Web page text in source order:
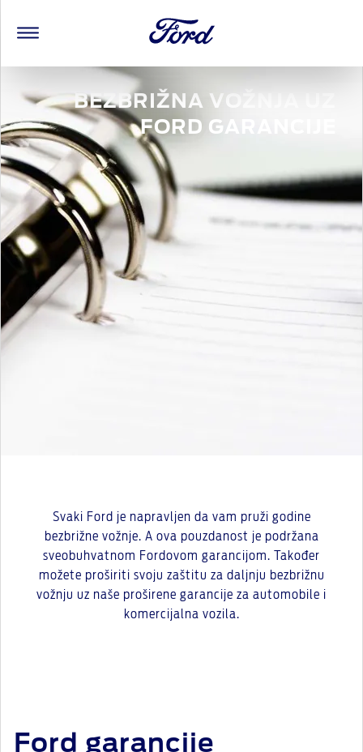
BEZBRIŽNA VOŽNJA UZ
FORD GARANCIJE
Svaki Ford je napravljen da vam pruži godine
bezbrižne vožnje. A ova pouzdanost je podržana
sveobuhvatnom Fordovom garancijom. Također
možete proširiti svoju zaštitu za daljnju bezbrižnu
vožnju uz naše proširene garancije za automobile i
komercijalna vozila.
Ford garancije